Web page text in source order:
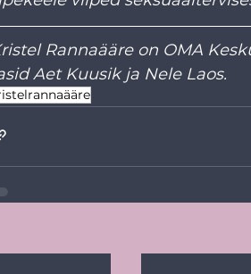
Rannaääre on OMA
Aet Kuusik ja Nele Laos.